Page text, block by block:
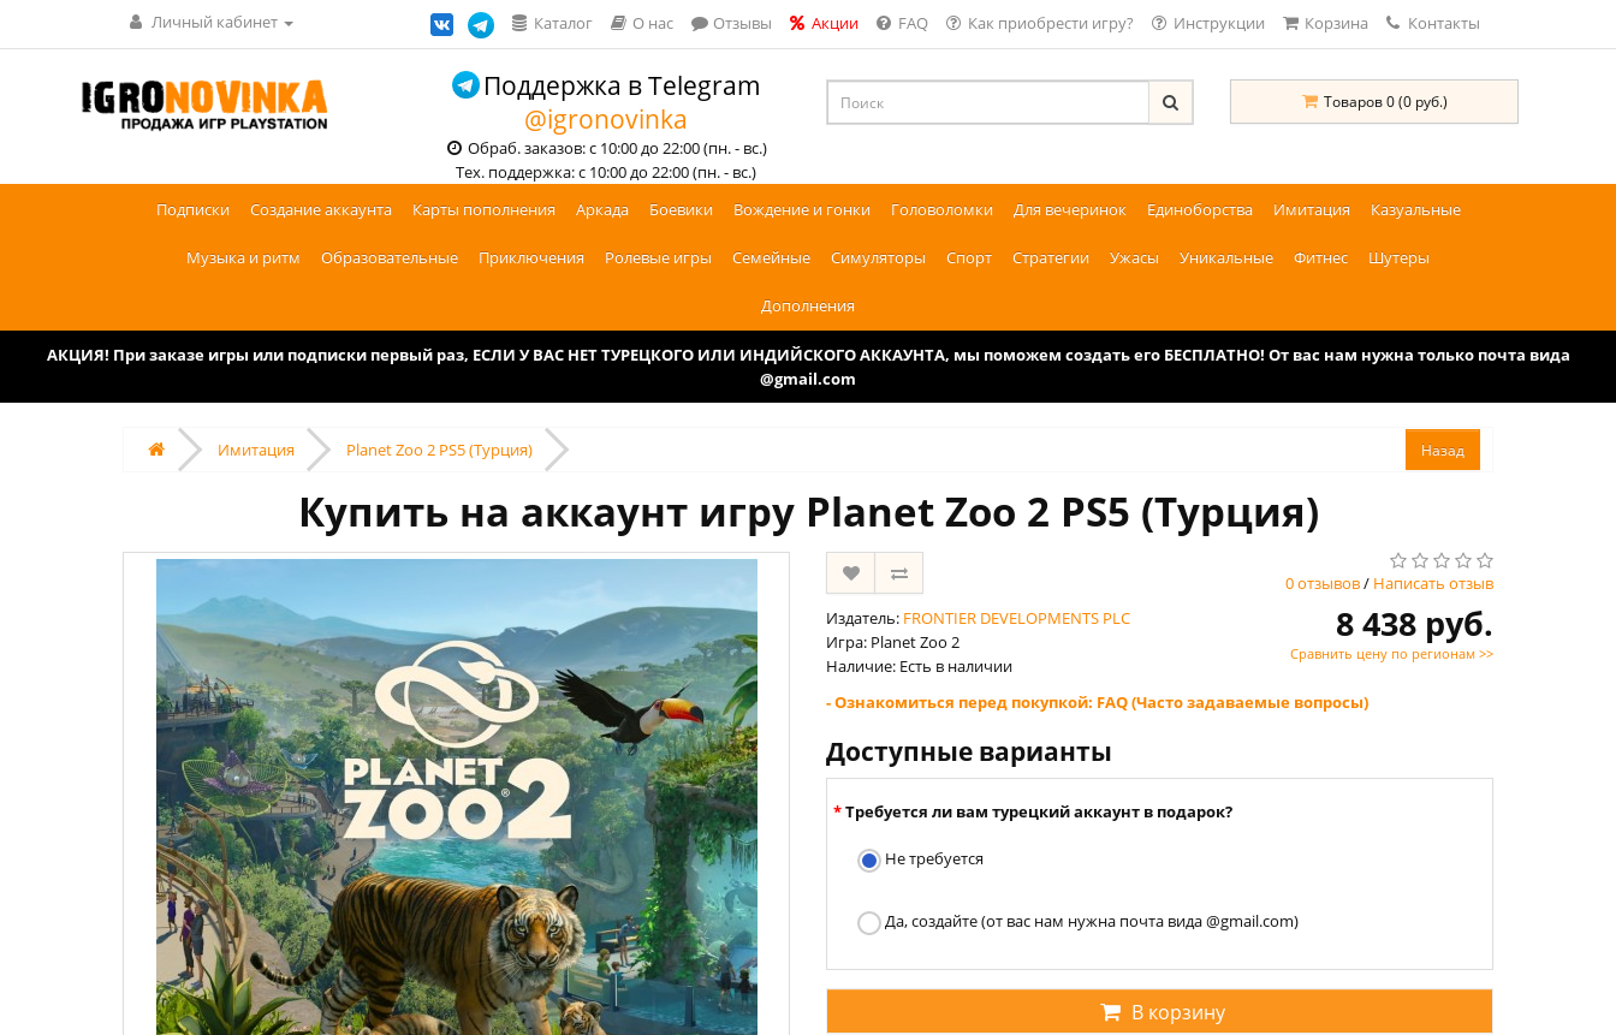
Личный кабинет Каталог О нас Отзывы Акции FAQ Как приобрести игру? Инструкции Корзина Контакты
Поддержка в Telegram
@igronovinka
Обраб. заказов: с 10:00 до 22:00 (пн. - вс.)
Тех. поддержка: с 10:00 до 22:00 (пн. - вс.)
Товаров 0 (0 руб.)
Подписки Создание аккаунта Карты пополнения Аркада Боевики Вождение и гонки Головоломки Для вечеринок Единоборства Имитация Казуальные
Музыка и ритм Образовательные Приключения Ролевые игры Семейные Симуляторы Спорт Стратегии Ужасы Уникальные Фитнес Шутеры
Дополнения
АКЦИЯ! При заказе игры или подписки первый раз, ЕСЛИ У ВАС НЕТ ТУРЕЦКОГО ИЛИ ИНДИЙСКОГО АККАУНТА, мы поможем создать его БЕСПЛАТНО! От вас нам нужна только почта вида
@gmail.com
Имитация Planet Zoo 2 PS5 (Турция)
Купить на аккаунт игру Planet Zoo 2 PS5 (Турция)
0 отзывов/ Написать отзыв
Издатель: FRONTIER DEVELOPMENTS PLC
Игра: Planet Zoo 2
Наличие: Есть в наличии
8 438 руб.
Сравнить цену по регионам >>
- Ознакомиться перед покупкой: FAQ (Часто задаваемые вопросы)
Доступные варианты
Требуется ли вам турецкий аккаунт в подарок?
Не требуется
Да, создайте (от вас нам нужна почта вида @gmail.com)
В корзину